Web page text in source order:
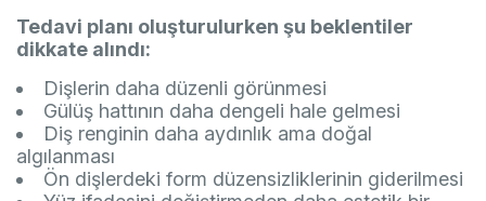
Tedavi planı oluşturulurken şu beklentiler
dikkate alındı:
Dişlerin daha düzenli görünmesi
Gülüş hattının daha dengeli hale gelmesi
Diş renginin daha aydınlık ama doğal
algılanması
Ön dişlerdeki form düzensizliklerinin giderilmesi